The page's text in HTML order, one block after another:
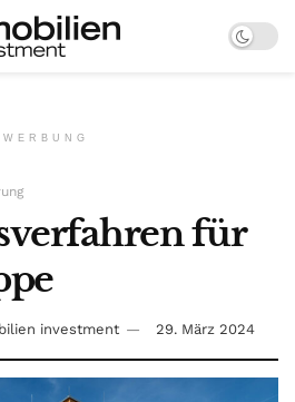
WERBUNG
für
investment 29. März 2024